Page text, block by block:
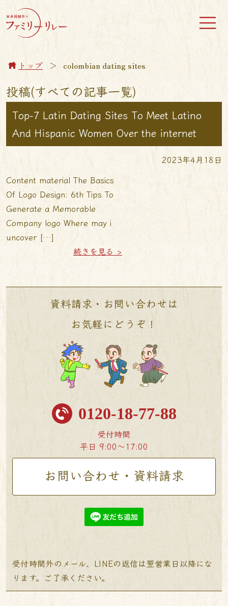
トップ ＞ colombian dating sites
投稿(すべての記事一覧)
Top-7 Latin Dating Sites To Meet Latino
And Hispanic Women Over the internet
2023年4月18日
Content material The Basics
Of Logo Design: 6th Tips To
Generate a Memorable
Company logo Where may i
uncover […]
続きを見る >
資料請求・お問い合わせは
お気軽にどうぞ！
0120-18-77-88
受付時間
平日 9:00〜17:00
お問い合わせ・資料請求
受付時間外のメール、LINEの返信は翌営業日以降にな
ります。ご了承ください。